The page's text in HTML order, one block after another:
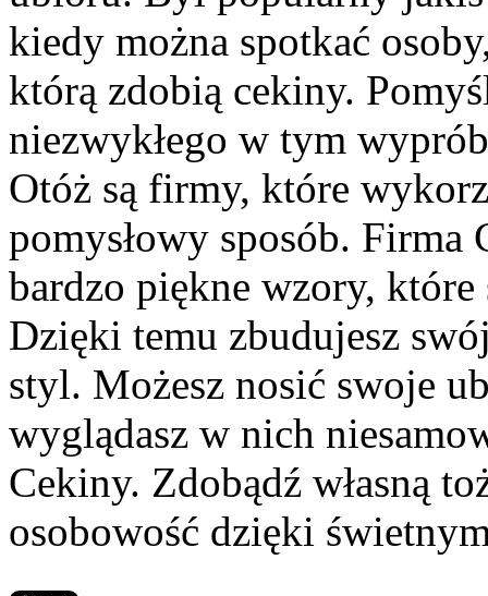
kiedy można spotkać
którą zdobią cekiny.
niezwykłego w tym
Otóż są firmy, które
pomysłowy sposób. Firma
bardzo piękne wzory, które
Dzięki temu zbudujesz
styl. Możesz nosić swoje
wyglądasz w nich
Cekiny. Zdobądź własną
osobowość dzięki